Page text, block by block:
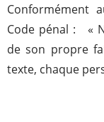
Conformément
Code pénal : «
de son propre
texte, chaque